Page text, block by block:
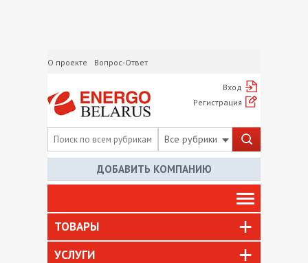
О проекте Вопрос-Ответ
Вход
Регистрация
Все рубрики
ДОБАВИТЬ КОМПАНИЮ
ТОВАРЫ
УСЛУГИ